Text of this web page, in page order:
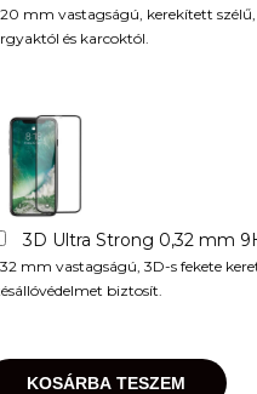
mm vastagságú, kerekített
és karcoktól.
3D Ultra Strong 0,32 mm
mm vastagságú, 3D-s fekete
biztosít.
KOSÁRBA TESZEM